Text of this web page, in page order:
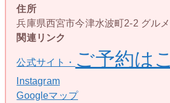
住所
兵庫県西宮市今津水波町2-2 グル
関連リンク
公式サイト・ ご予約は
Instagram
Googleマップ